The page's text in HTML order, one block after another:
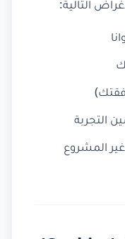
التالية:
التجربة
المشروع